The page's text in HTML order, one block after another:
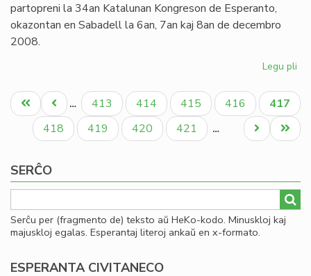
partopreni la 34an Katalunan Kongreson de Esperanto,
okazontan en Sabadell la 6an, 7an kaj 8an de decembro
2008.
Legu pli
al
la
Pagination
Unua
paĝo
Antaŭa
paĝo
… Paĝo
413 Paĝo
414 Paĝo
415 Paĝo
416
Aktuala
paĝo
417
Paĝo
418 Paĝo
419 Paĝo
420 Paĝo
421 …
Last
page
Next
page
SERĈO
Serĉu per (fragmento de) teksto aŭ HeKo-kodo. Minuskloj kaj
majuskloj egalas. Esperantaj literoj ankaŭ en x-formato.
ESPERANTA CIVITANECO